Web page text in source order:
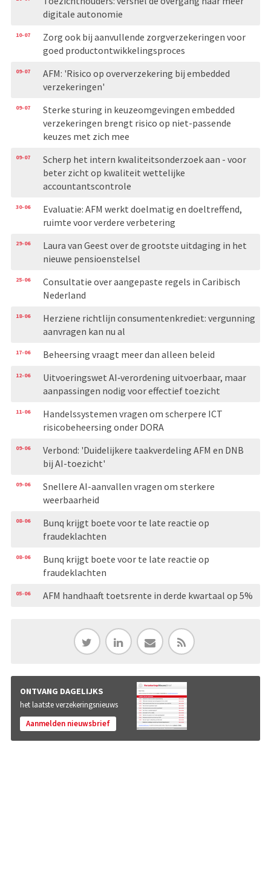
digitale autonomie
10-07
Zorg ook bij aanvullende zorgverzekeringen voor
goed productontwikkelingsproces
09-07
AFM: 'Risico op oververzekering bij embedded
verzekeringen'
09-07
Sterke sturing in keuzeomgevingen embedded
verzekeringen brengt risico op niet-passende
keuzes met zich mee
09-07
Scherp het intern kwaliteitsonderzoek aan - voor
beter zicht op kwaliteit wettelijke
accountantscontrole
30-06
Evaluatie: AFM werkt doelmatig en doeltreffend,
ruimte voor verdere verbetering
29-06
Laura van Geest over de grootste uitdaging in het
nieuwe pensioenstelsel
25-06
Consultatie over aangepaste regels in Caribisch
Nederland
18-06
Herziene richtlijn consumentenkrediet: vergunning
aanvragen kan nu al
17-06 Beheersing vraagt meer dan alleen beleid
12-06
Uitvoeringswet AI‑verordening uitvoerbaar, maar
aanpassingen nodig voor effectief toezicht
11-06
Handelssystemen vragen om scherpere ICT
risicobeheersing onder DORA
09-06
Verbond: 'Duidelijkere taakverdeling AFM en DNB
bij AI-toezicht'
09-06
Snellere AI-aanvallen vragen om sterkere
weerbaarheid
08-06
Bunq krijgt boete voor te late reactie op
fraudeklachten
08-06
Bunq krijgt boete voor te late reactie op
fraudeklachten
05-06 AFM handhaaft toetsrente in derde kwartaal op 5%
ONTVANG DAGELIJKS
het laatste verzekeringsnieuws
Aanmelden nieuwsbrief